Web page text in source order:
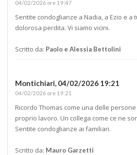
04/02/2026 ore 19:47
Sentite condoglianze a Nadia, a Ezio e a
dolorosa perdita. Vi siamo vicini.
Scritto da: Paolo e Alessia Bettolini
Montichiari, 04/02/2026 19:21
04/02/2026 ore 19:21
Ricordo Thomas come una delle
proprio lavoro. Un collega come ce ne
Sentite condoglianze ai familiari.
Scritto da: Mauro Garzetti